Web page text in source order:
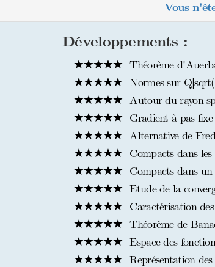
Vous
Développements :
Théorème
Normes sur
Autour du rayon
Gradient à pas
Alternative de
Compacts dans
Compacts dans
Etude de la
Caractérisation
Théorème de
Espace des
Représentation